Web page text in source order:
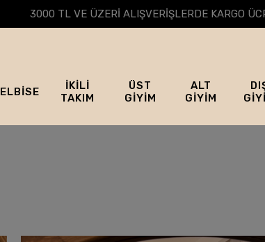
3000 TL VE ÜZERİ ALIŞVERİŞLERDE KARGO
ELBİSE
İKİLİ
TAKIM
ÜST
GİYİM
ALT
GİYİM